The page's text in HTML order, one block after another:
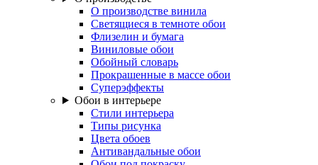
О производстве винила
Светящиеся в темноте обои
Флизелин и бумага
Виниловые обои
Обойный словарь
Прокрашенные в массе обои
Суперэффекты
Обои в интерьере
Стили интерьера
Типы рисунка
Цвета обоев
Антивандальные обои